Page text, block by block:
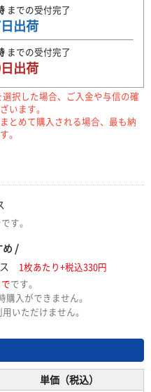
までの受付完了
出荷
までの受付完了
出荷
択した場合、ご入金や与信の確
います。
とめて購入される場合、最も納
。
す。
め /
1枚あたり+税込330円
です。
入ができません。
いただけません。
単価（税込）